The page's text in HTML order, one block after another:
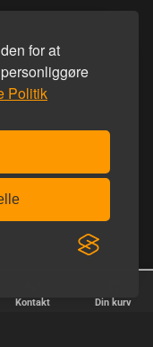
for at
Politik
Kontakt Din kurv